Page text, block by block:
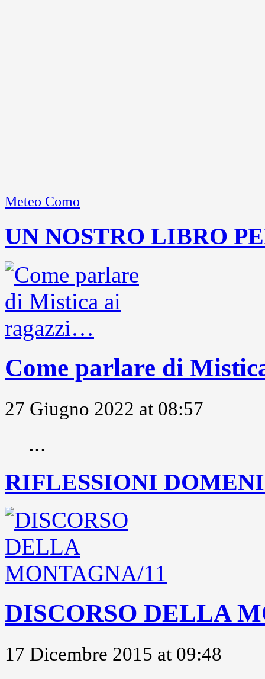
Meteo Como
UN NOSTRO LIBRO
Come parlare di
27 Giugno 2022 at 08:57
...
RIFLESSIONI
DISCORSO DELLA
17 Dicembre 2015 at 09:48